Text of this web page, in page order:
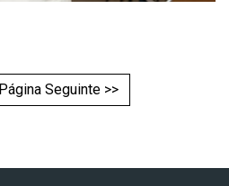
Página Seguinte >>